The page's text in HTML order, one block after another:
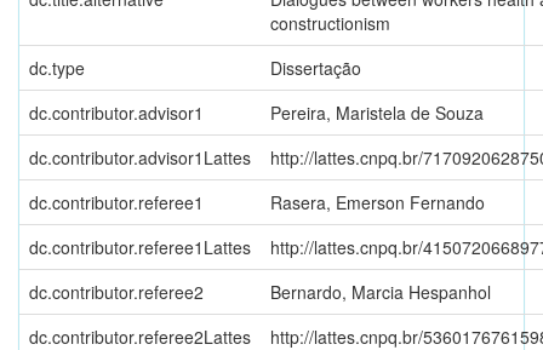
constructionism
dc.type
Dissertação
dc.contributor.advisor1
Pereira, Maristela de Souza
dc.contributor.advisor1Lattes
http://lattes.cnpq.br/
dc.contributor.referee1
Rasera, Emerson Fernando
dc.contributor.referee1Lattes
http://lattes.cnpq.br/
dc.contributor.referee2
Bernardo, Marcia Hespanhol
dc.contributor.referee2Lattes
http://lattes.cnpq.br/